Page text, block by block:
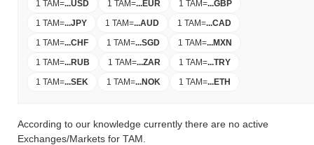
1 TAM=...USD 1 TAM=...EUR 1 TAM=...GBP
1 TAM=...JPY 1 TAM=...AUD 1 TAM=...CAD
1 TAM=...CHF 1 TAM=...SGD 1 TAM=...MXN
1 TAM=...RUB 1 TAM=...ZAR 1 TAM=...TRY
1 TAM=...SEK 1 TAM=...NOK 1 TAM=...ETH
According to our knowledge currently there are no active
Exchanges/Markets for TAM.